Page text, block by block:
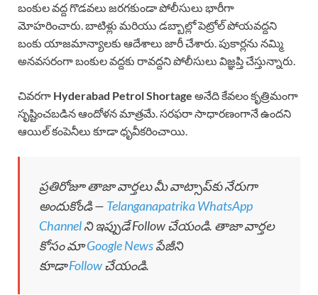
బంకుల వద్ద గొడవలు జరగకుండా పోలీసులు భారీగా
మోహరించారు. బాటిళ్లు మరియు డబ్బాల్లో పెట్రోల్ పోయవద్దని
బంకు యాజమాన్యాలకు ఆదేశాలు జారీ చేశారు. పుకార్లను నమ్మి
అనవసరంగా బంకుల వద్దకు రావద్దని పోలీసులు విజ్ఞప్తి చేస్తున్నారు.
చివరగా Hyderabad Petrol Shortage అనేది కేవలం కృత్రిమంగా
సృష్టించబడిన ఆందోళన మాత్రమే. సరఫరా సాధారణంగానే ఉందని
ఆయిల్ కంపెనీలు కూడా ధృవీకరించాయి.
ప్రతిరోజూ తాజా వార్తలు మీ వాట్సాప్‌కు నేరుగా
అందుకోండి — Telanganapatrika WhatsApp
Channelని ఇప్పుడే Follow చేయండి. తాజా వార్తల
కోసం మాGoogle Newsపేజీని
కూడాFollowచేయండి.